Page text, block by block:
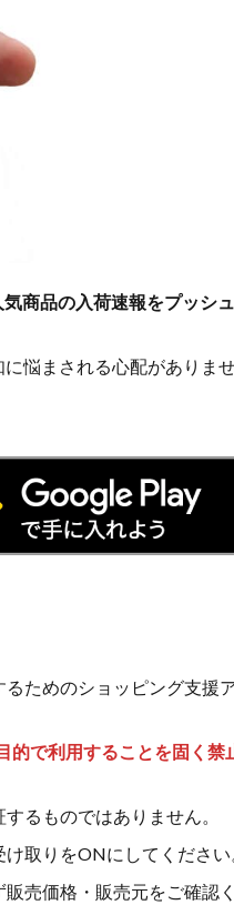
気商品の入荷速報をプッシ
悩まされる心配がありませ
ためのショッピング支援
的で利用することを固く禁
るものではありません。
取りをONにしてください
売価格・販売元をご確認